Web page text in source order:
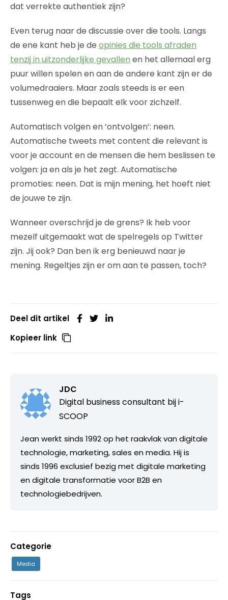
dat verrekte authentiek zijn?
Even terug naar de discussie over die tools. Langs
de ene kant heb je de opinies die tools afraden
tenzij in uitzonderlijke gevallen en het allemaal erg
puur willen spelen en aan de andere kant zijn er de
volumedraaiers. Maar zoals steeds is er een
tussenweg en die bepaalt elk voor zichzelf.
Automatisch volgen en ‘ontvolgen’: neen.
Automatische tweets met content die relevant is
voor je account en de mensen die hem beslissen te
volgen: ja en als je het zegt. Automatische
promoties: neen. Dat is mijn mening, het hoeft niet
de jouwe te zijn.
Wanneer overschrijd je de grens? Ik heb voor
mezelf uitgemaakt wat de spelregels op Twitter
zijn. Jij ook? Dan ben ik erg benieuwd naar je
mening. Regeltjes zijn er om aan te passen, toch?
Deel dit artikel
Kopieer link
JDC
Digital business consultant biji-
SCOOP
Jean werkt sinds 1992 op het raakvlak van digitale
technologie, marketing, sales en media. Hij is
sinds 1996 exclusief bezig met digitale marketing
en digitale transformatie voor B2B en
technologiebedrijven.
Categorie
Media
Tags